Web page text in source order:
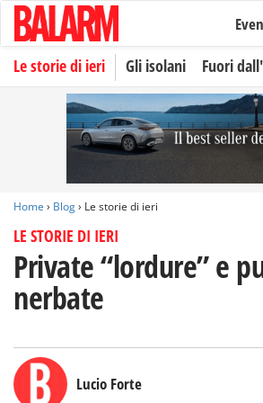
Le storie di ieri Gli isolani Fuori
Home › Blog› Le storie di ieri
LE STORIE DI IERI
Private “lordure” e
nerbate
Lucio Forte